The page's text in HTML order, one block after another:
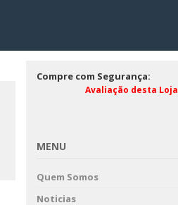
Compre com Segurança:
Avaliação desta Loja
MENU
Quem Somos
Noticias